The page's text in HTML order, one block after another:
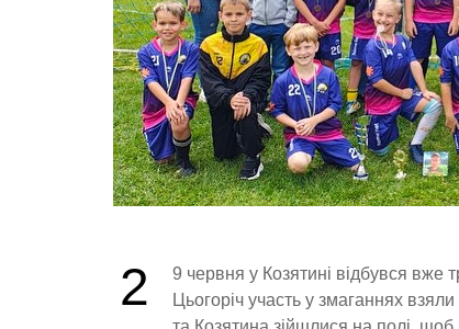
2
9 червня у Козятині відбувся вже
Цьогоріч участь у змаганнях